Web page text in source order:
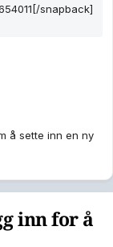
snapback]
å sette inn en ny
inn for å